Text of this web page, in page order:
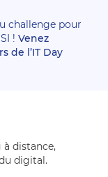
challenge pour
! Venez
de l’IT Day
à distance,
digital.